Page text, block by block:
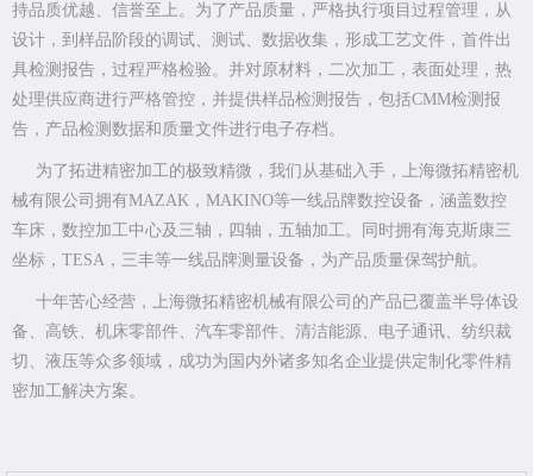
持品质优越、信誉至上。为了产品质量，严格执行项目过程管理，从
设计，到样品阶段的调试、测试、数据收集，形成工艺文件，首件出
具检测报告，过程严格检验。并对原材料，二次加工，表面处理，热
处理供应商进行严格管控，并提供样品检测报告，包括CMM检测报
告，产品检测数据和质量文件进行电子存档。
为了拓进精密加工的极致精微，我们从基础入手，上海微拓精密机
械有限公司拥有MAZAK，MAKINO等一线品牌数控设备，涵盖数控
车床，数控加工中心及三轴，四轴，五轴加工。同时拥有海克斯康三
坐标，TESA，三丰等一线品牌测量设备，为产品质量保驾护航。
十年苦心经营，上海微拓精密机械有限公司的产品已覆盖半导体设
备、高铁、机床零部件、汽车零部件、清洁能源、电子通讯、纺织裁
切、液压等众多领域，成功为国内外诸多知名企业提供定制化零件精
密加工解决方案。